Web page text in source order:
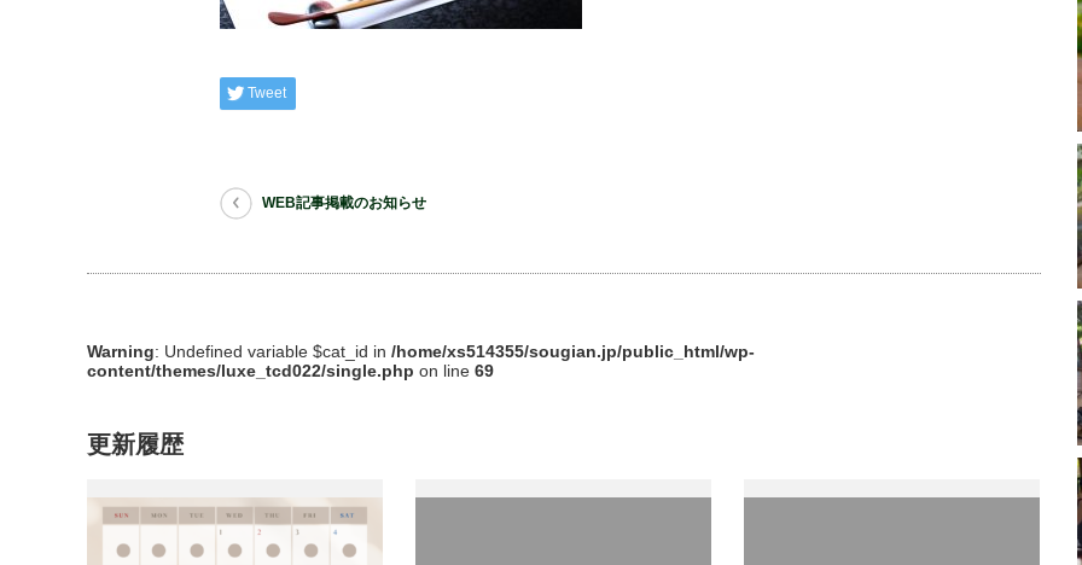
Tweet
WEB記事掲載のお知らせ
Warning: Undefined variable $cat_id in /home/xs514355/sougian.jp/public_html/wp-
content/themes/luxe_tcd022/single.php on line 69
更新履歴